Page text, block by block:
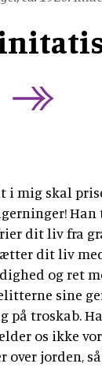
prædiketekst
2026
Bibelen
i
tidsskrift
Bibelen
Book
Bibelen
lignelser
gaver
Dåbsgaver
Gud
og
–
tilsendt
Bibelen
i mig skal
dit liv fra
dit liv
og ret
sine
på troskab.
os ikke
over jorden,